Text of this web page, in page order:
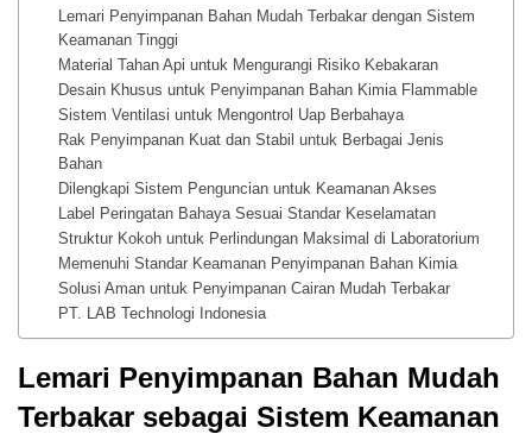
Lemari Penyimpanan Bahan Mudah Terbakar dengan Sistem
Keamanan Tinggi
Material Tahan Api untuk Mengurangi Risiko Kebakaran
Desain Khusus untuk Penyimpanan Bahan Kimia Flammable
Sistem Ventilasi untuk Mengontrol Uap Berbahaya
Rak Penyimpanan Kuat dan Stabil untuk Berbagai Jenis
Bahan
Dilengkapi Sistem Penguncian untuk Keamanan Akses
Label Peringatan Bahaya Sesuai Standar Keselamatan
Struktur Kokoh untuk Perlindungan Maksimal di Laboratorium
Memenuhi Standar Keamanan Penyimpanan Bahan Kimia
Solusi Aman untuk Penyimpanan Cairan Mudah Terbakar
PT. LAB Technologi Indonesia
Lemari Penyimpanan Bahan Mudah
Terbakar sebagai Sistem Keamanan